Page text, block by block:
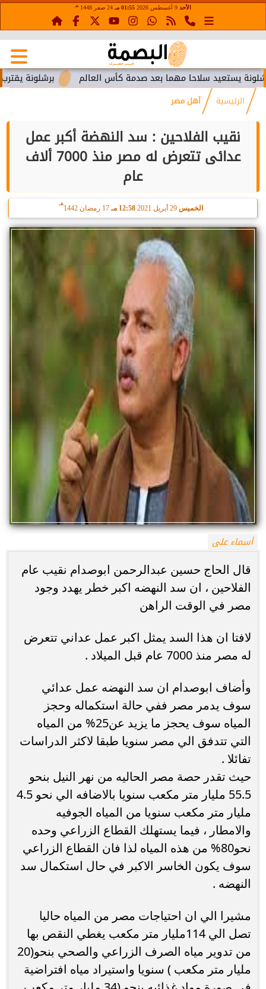
الأحد 01:55 مـ 24 صفر 1448 هـ
برشلونة يقترب من سلاحا مهما بعد صدمة كأس العالم
الرئيسية أهل مصر
نقيب الفلاحين : سد النهضة أكبر عمل
عدائى تتعرض له مصر منذ 7000 ألاف
عام
الخميس 29 أبريل 2021 12:58 مـ 17 رمضان 1442
هـ
أسماء على
قال الحاج حسين عبدالرحمن ابوصدام نقيب عام
الفلاحين ، ان سد النهضه اكبر خطر يهدد وجود
مصر في الوقت الراهن
لافتا ان هذا السد يمثل اكبر عمل عداني تتعرض
له مصر منذ 7000 عام قبل الميلاد .
وأضاف ابوصدام ان سد النهضه عمل عدائي
سوف يدمر مصر ففي حالة استكماله وحجز
المياه سوف يحجز ما يزيد عن25% من المياه
التي تتدفق الي مصر سنويا طبقا لاكثر الدراسات
تفائلا .
حيث تقدر حصة مصر الحاليه من نهر النيل بنحو
55.5 مليار متر مكعب سنويا بالاضافه الي نحو 4.5
مليار متر مكعب سنويا من المياه الجوفيه
والامطار ، فيما يستهلك القطاع الزراعي وحده
نحو80% من هذه المياه لذا فان القطاع الزراعي
سوف يكون الخاسر الاكبر في حال استكمال سد
النهضه .
مشيرا الي ان احتياجات مصر من المياه حاليا
تصل الي 114مليار متر مكعب يغطي النقص بها
من تدوير مياه الصرف الزراعي والصحي بنحو(20
مليار متر مكعب ) سنويا واستيراد مياه افتراضية